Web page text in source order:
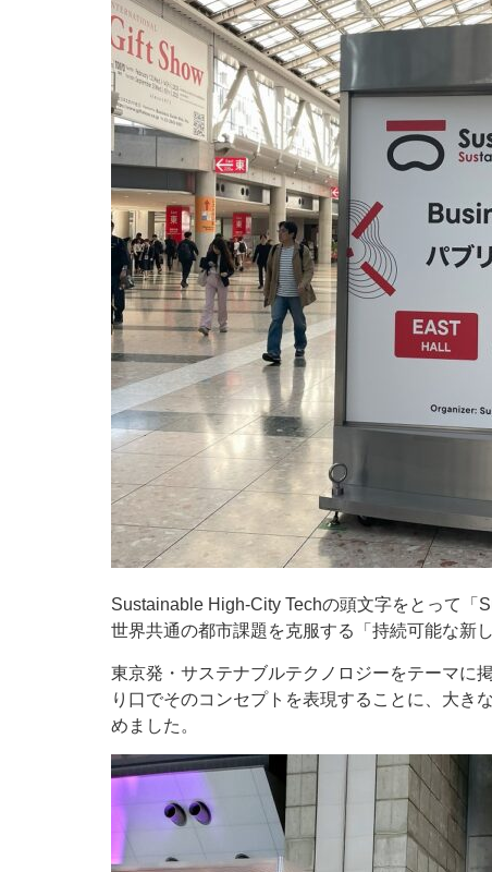
Sustainable High-City Techの頭文字をとって「
世界共通の都市課題を克服する「持続可能な新
東京発・サステナブルテクノロジーをテーマに
り口でそのコンセプトを表現することに、大き
めました。